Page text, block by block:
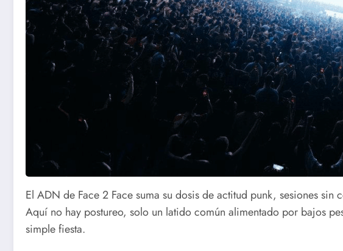
El ADN de Face 2 Face suma su dosis de actitud punk, sesiones
Aquí no hay postureo, solo un latido común alimentado por bajos
simple fiesta.